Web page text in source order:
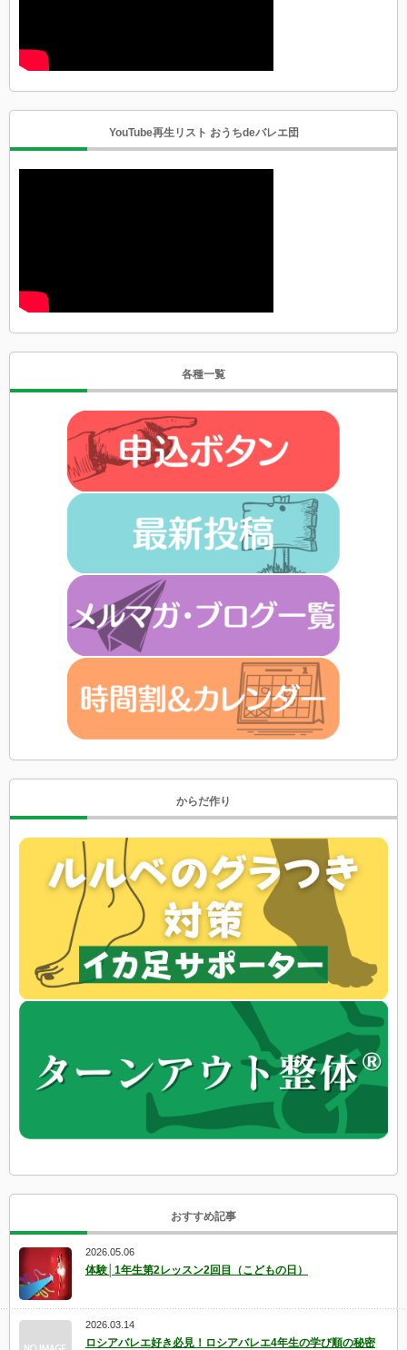
YouTube再生リスト おうちdeバレエ団
各種一覧
からだ作り
おすすめ記事
2026.05.06
体験│1年生第2レッスン2回目（こどもの日）
2026.03.14
ロシアバレエ好き必見！ロシアバレエ4年生の学び順の秘密